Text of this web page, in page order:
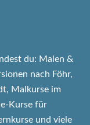
du: Malen &
nach Föhr,
Malkurse im
Kurse für
und viele